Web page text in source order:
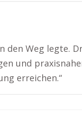
Weg legte.
und
erreichen.“